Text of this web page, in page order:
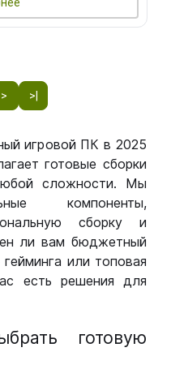
> >|
игровой ПК в 2025
готовые сборки
сложности. Мы
компоненты,
сборку и
ли вам бюджетный
или топовая
есть решения для
готовую